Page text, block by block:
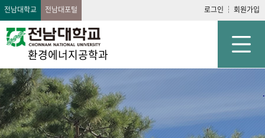
전남대학교 전남대포털 로그인 회원가입
환경에너지공학과